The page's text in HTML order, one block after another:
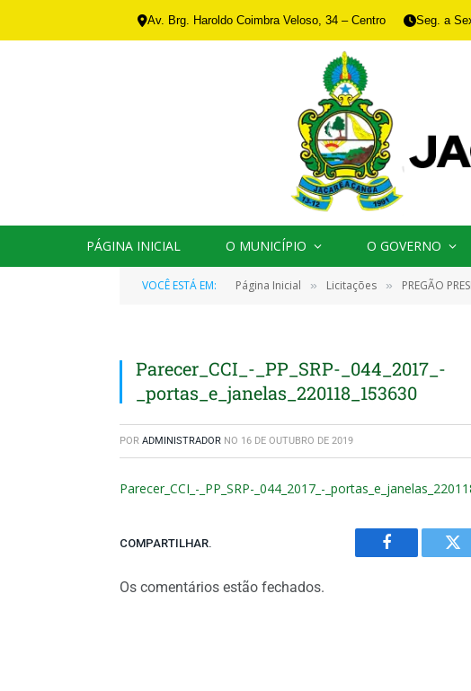
Av. Brg. Haroldo Coimbra Veloso, 34 – Centro Seg. a
PÁGINA INICIAL O MUNICÍPIO O GOVERNO
VOCÊ ESTÁ EM: Página Inicial » Licitações » PREGÃO
Parecer_CCI_-_PP_SRP-_044_2017_-
_portas_e_janelas_220118_153630
POR ADMINISTRADOR NO 16 DE OUTUBRO DE 2019
Parecer_CCI_-_PP_SRP-_044_2017_-
COMPARTILHAR.
Facebook
Os comentários estão fechados.